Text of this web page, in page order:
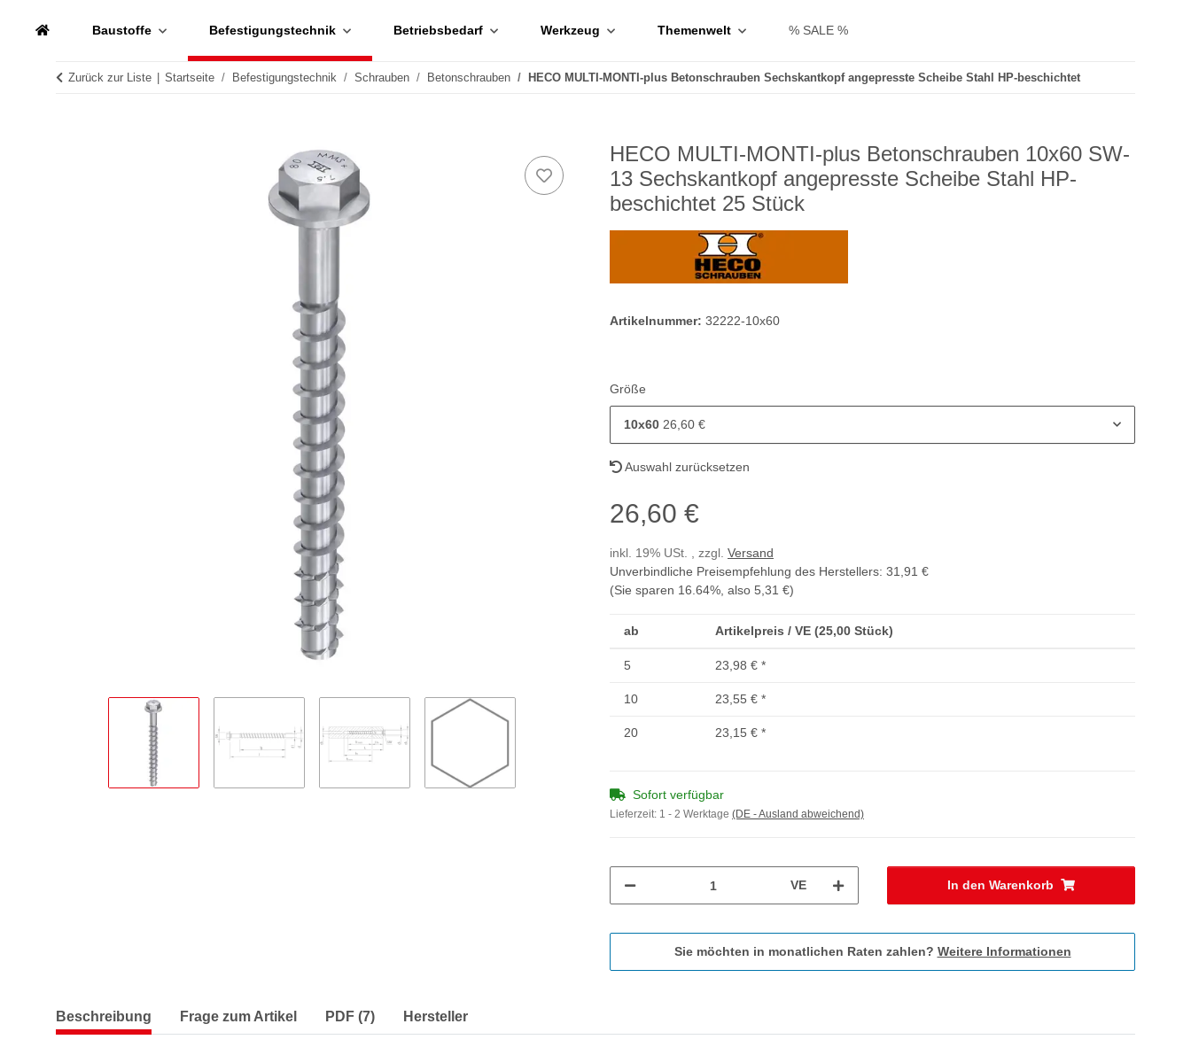
Baustoffe Befestigungstechnik Betriebsbedarf Werkzeug Themenwelt % SALE %
Zurück zur Liste Startseite Befestigungstechnik Schrauben Betonschrauben HECO MULTI-MONTI-plus Betonschrauben Sechskantkopf angepresste Scheibe Stahl HP-beschichtet
HECO MULTI-MONTI-plus Betonschrauben 10x60 SW-
13 Sechskantkopf angepresste Scheibe Stahl HP-
beschichtet 25 Stück
Artikelnummer: 32222-10x60
Größe
10x60 26,60 €
Auswahl zurücksetzen
26,60 €
inkl. 19% USt. , zzgl. Versand
Unverbindliche Preisempfehlung des Herstellers: 31,91 €
(Sie sparen 16.64%, also 5,31 €)
ab Artikelpreis / VE (25,00 Stück)
5 23,98 € *
10 23,55 € *
20 23,15 € *
Sofort verfügbar
Lieferzeit: 1 - 2 Werktage (DE - Ausland abweichend)
VE In den Warenkorb
Sie möchten in monatlichen Raten zahlen? Weitere Informationen
Beschreibung Frage zum Artikel PDF (7) Hersteller